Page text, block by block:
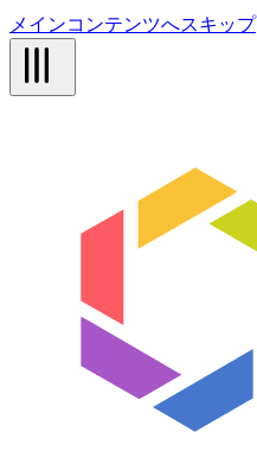
メインコンテンツへスキップ